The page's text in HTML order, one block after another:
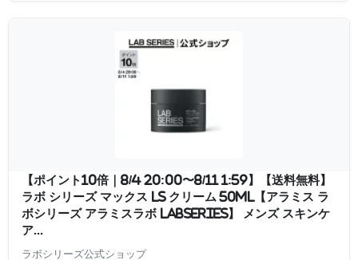
【ポイント10倍｜8/4 20:00〜8/11 1:59】【送料無料】
ラボ シリーズ マックス LS クリーム 50mL【アラミス ラ
ボシリーズ アラミスラボ LABSERIES】 メンズ スキンケ
ア...
ラボシリーズ公式ショップ